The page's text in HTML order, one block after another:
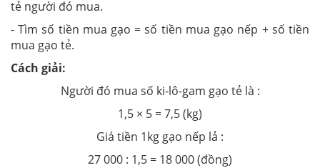
tẻ người đó mua.
- Tìm số tiền mua gạo = số tiền mua gạo nếp + số tiền
mua gạo tẻ.
Cách giải:
Người đó mua số ki-lô-gam gạo tẻ là :
1,5 × 5 = 7,5 (kg)
Giá tiền 1kg gạo nếp lả :
27 000 : 1,5 = 18 000 (đồng)